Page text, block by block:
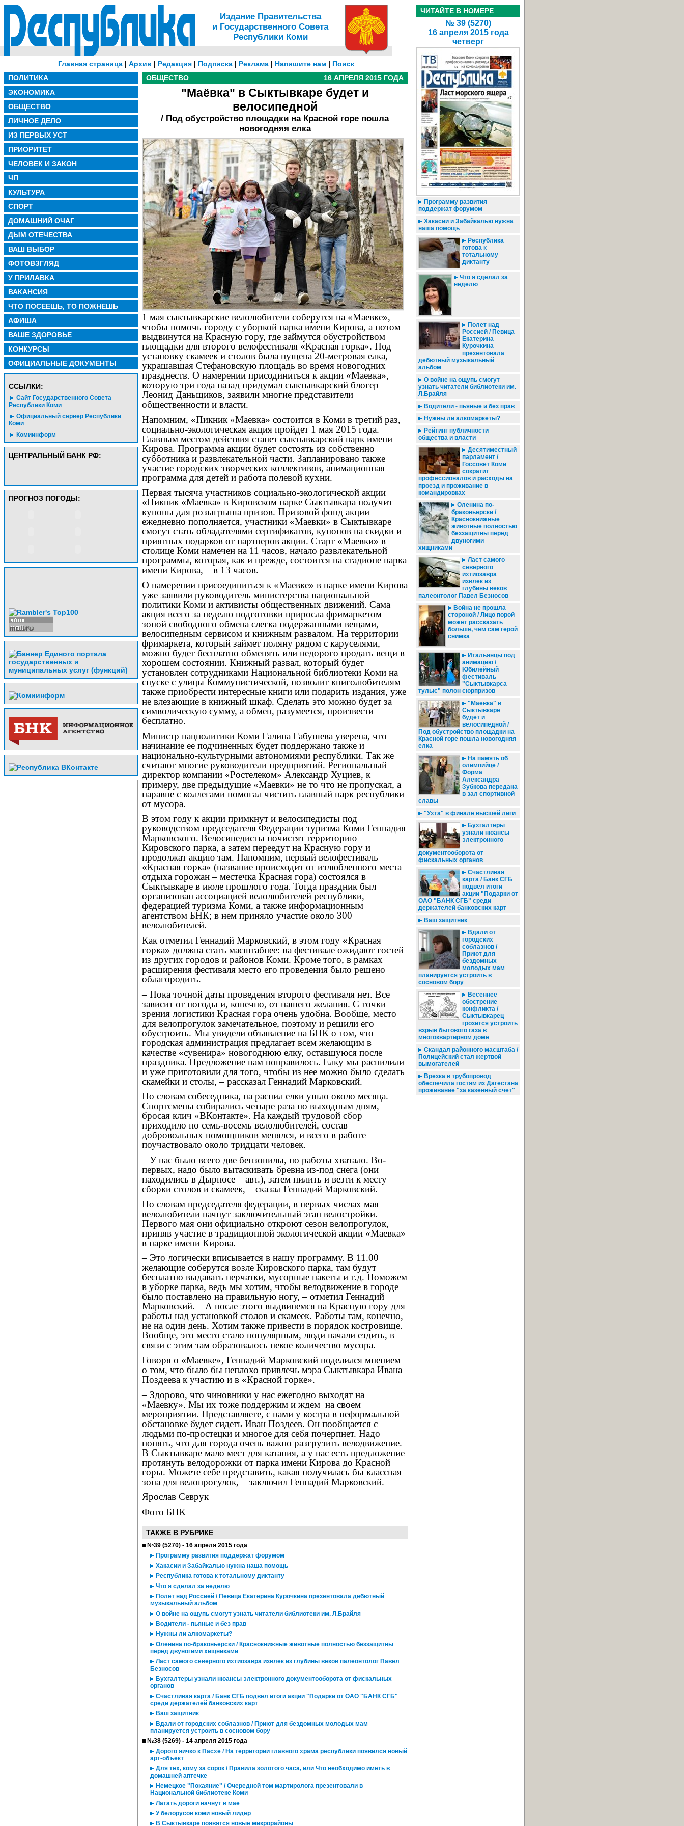
Издание Правительства
и Государственного Совета
Республики Коми
Главная страница| Архив | Редакция| Подписка| Реклама| Напишите нам| Поиск
ПОЛИТИКА
ЭКОНОМИКА
ОБЩЕСТВО
ЛИЧНОЕ ДЕЛО
ИЗ ПЕРВЫХ УСТ
ПРИОРИТЕТ
ЧЕЛОВЕК И ЗАКОН
ЧП
КУЛЬТУРА
СПОРТ
ДОМАШНИЙ ОЧАГ
ДЫМ ОТЕЧЕСТВА
ВАШ ВЫБОР
ФОТОВЗГЛЯД
У ПРИЛАВКА
ВАКАНСИЯ
ЧТО ПОСЕЕШЬ, ТО ПОЖНЕШЬ
АФИША
ВАШЕ ЗДОРОВЬЕ
КОНКУРСЫ
ОФИЦИАЛЬНЫЕ ДОКУМЕНТЫ
CСЫЛКИ:
Сайт Государственного Совета
Республики Коми
Официальный сервер Республики
Коми
Комиинформ
ЦЕНТРАЛЬНЫЙ БАНК РФ:
ПРОГНОЗ ПОГОДЫ:
ОБЩЕСТВО 16 АПРЕЛЯ 2015 ГОДА
"Маёвка" в Сыктывкаре будет и
велосипедной
/ Под обустройство площадки на Красной горе пошла
новогодняя елка
1 мая сыктывкарские велолюбители соберутся на «Маевке»,
чтобы помочь городу с уборкой парка имени Кирова, а потом
выдвинутся на Красную гору, где займутся обустройством
площадки для второго велофестиваля «Красная горка». Под
установку скамеек и столов была пущена 20-метровая елка,
украшавшая Стефановскую площадь во время новогодних
празднеств. О намерении присодиниться к акции «Маевка»,
которую три года назад придумал сыктывкарский блогер
Леонид Даньщиков, заявили многие представители
общественности и власти.
Напомним, «Пикник «Маевка» состоится в Коми в третий раз,
социально-экологическая акция пройдет 1 мая 2015 года.
Главным местом действия станет сыктывкарский парк имени
Кирова. Программа акции будет состоять из собственно
субботника и развлекательной части. Запланировано также
участие городских творческих коллективов, анимационная
программа для детей и работа полевой кухни.
Первая тысяча участников социально-экологической акции
«Пикник «Маевка» в Кировском парке Сыктывкара получит
купоны для розыгрыша призов. Призовой фонд акции
ежедневно пополняется, участники «Маевки» в Сыктывкаре
смогут стать обладателями сертификатов, купонов на скидки и
приятных подарков от партнеров акции. Старт «Маевки» в
столице Коми намечен на 11 часов, начало развлекательной
программы, которая, как и прежде, состоится на стадионе парка
имени Кирова, – в 13 часов.
О намерении присоединиться к «Маевке» в парке имени Кирова
уже заявили руководитель министерства национальной
политики Коми и активисты общественных движений. Сама
акция всего за неделю подготовки приросла фримаркетом –
зоной свободного обмена слегка подержанными вещами,
велосипедным сервисом и книжным развалом. На территории
фримаркета, который займет поляну рядом с каруселями,
можно будет бесплатно обменять или недорого продать вещи в
хорошем состоянии. Книжный развал, который будет
установлен сотрудниками Национальной библиотеки Коми на
спуске с улицы Коммунистической, позволит книголюбителям
также приобрести интересные книги или подарить издания, уже
не влезающие в книжный шкаф. Сделать это можно будет за
символическую сумму, а обмен, разумеется, произвести
бесплатно.
Министр нацполитики Коми Галина Габушева уверена, что
начинание ее подчиненных будет поддержано также и
национально-культурными автономиями республики. Так же
считают многие руководители предприятий. Региональный
директор компании «Ростелеком» Александр Хуциев, к
примеру, две предыдущие «Маевки» не то что не пропускал, а
наравне с коллегами помогал чистить главный парк республики
от мусора.
В этом году к акции примкнут и велосипедисты под
руководством председателя Федерации туризма Коми Геннадия
Марковского. Велосипедисты почистят территорию
Кировского парка, а затем переедут на Красную гору и
продолжат акцию там. Напомним, первый велофестиваль
«Красная горка» (название происходит от излюбленного места
отдыха горожан – местечка Красная гора) состоялся в
Сыктывкаре в июле прошлого года. Тогда праздник был
организован ассоциацией велолюбителей республики,
федерацией туризма Коми, а также информационным
агентством БНК; в нем приняло участие около 300
велолюбителей.
Как отметил Геннадий Марковский, в этом году «Красная
горка» должна стать масштабнее: на фестивале ожидают гостей
из других городов и районов Коми. Кроме того, в рамках
расширения фестиваля место его проведения было решено
облагородить.
– Пока точной даты проведения второго фестиваля нет. Все
зависит от погоды и, конечно, от нашего желания. С точки
зрения логистики Красная гора очень удобна. Вообще, место
для велопрогулок замечательное, поэтому и решили его
обустроить. Мы увидели объявление на БНК о том, что
городская администрация предлагает всем желающим в
качестве «сувенира» новогоднюю елку, оставшуюся после
праздника. Предложение нам понравилось. Елку мы распилили
и уже приготовили для того, чтобы из нее можно было сделать
скамейки и столы, – рассказал Геннадий Марковский.
По словам собеседника, на распил елки ушло около месяца.
Спортсмены собирались четыре раза по выходным дням,
бросая клич «ВКонтакте». На каждый трудовой сбор
приходило по семь-восемь велолюбителей, состав
добровольных помощников менялся, и всего в работе
поучаствовало около тридцати человек.
– У нас было всего две бензопилы, но работы хватало. Во-
первых, надо было вытаскивать бревна из-под снега (они
находились в Дырносе – авт.), затем пилить и везти к месту
сборки столов и скамеек, – сказал Геннадий Марковский.
По словам председателя федерации, в первых числах мая
велолюбители начнут заключительный этап велостройки.
Первого мая они официально откроют сезон велопрогулок,
приняв участие в традиционной экологической акции «Маевка»
в парке имени Кирова.
– Это логически вписывается в нашу программу. В 11.00
желающие соберутся возле Кировского парка, там будут
бесплатно выдавать перчатки, мусорные пакеты и т.д. Поможем
в уборке парка, ведь мы хотим, чтобы велодвижение в городе
было поставлено на правильную ногу, – отметил Геннадий
Марковский. – А после этого выдвинемся на Красную гору для
работы над установкой столов и скамеек. Работы там, конечно,
не на один день. Хотим также привести в порядок костровище.
Вообще, это место стало популярным, люди начали ездить, в
связи с этим там образовалось некое количество мусора.
Говоря о «Маевке», Геннадий Марковский поделился мнением
о том, что было бы неплохо привлечь мэра Сыктывкара Ивана
Поздеева к участию и в «Красной горке».
– Здорово, что чиновники у нас ежегодно выходят на
«Маевку». Мы их тоже поддержим и ждем на своем
мероприятии. Представляете, с нами у костра в неформальной
обстановке будет сидеть Иван Поздеев. Он пообщается с
людьми по-простецки и многое для себя почерпнет. Надо
понять, что для города очень важно разгрузить велодвижение.
В Сыктывкаре мало мест для катания, а у нас есть предложение
протянуть велодорожки от парка имени Кирова до Красной
горы. Можете себе представить, какая получилась бы классная
зона для велопрогулок, – заключил Геннадий Марковский.
Ярослав Севрук
Фото БНК
ТАКЖЕ В РУБРИКЕ
№39 (5270) - 16 апреля 2015 года
Программу развития поддержат форумом
Хакасии и Забайкалью нужна наша помощь
Республика готова к тотальному диктанту
Что я сделал за неделю
Полет над Россией / Певица Екатерина Курочкина презентовала дебютный
музыкальный альбом
О войне на ощупь смогут узнать читатели библиотеки им. Л.Брайля
Водители - пьяные и без прав
Нужны ли алкомаркеты?
Оленина по-браконьерски / Краснокнижные животные полностью беззащитны
перед двуногими хищниками
Ласт самого северного ихтиозавра извлек из глубины веков палеонтолог Павел
Безносов
Бухгалтеры узнали нюансы электронного документооборота от фискальных
органов
Счастливая карта / Банк СГБ подвел итоги акции "Подарки от ОАО "БАНК СГБ"
среди держателей банковских карт
Ваш защитник
Вдали от городских соблазнов / Приют для бездомных молодых мам
планируется устроить в сосновом бору
№38 (5269) - 14 апреля 2015 года
Дорого яичко к Пасхе / На территории главного храма республики появился новый
арт-объект
Для тех, кому за сорок / Правила золотого часа, или Что необходимо иметь в
домашней аптечке
Немецкое "Покаяние" / Очередной том мартиролога презентовали в
Национальной библиотеке Коми
Латать дороги начнут в мае
У белорусов коми новый лидер
В Сыктывкаре появятся новые микрорайоны
ЧИТАЙТЕ В НОМЕРЕ
№ 39 (5270)
16 апреля 2015 года
четверг
Программу развития
поддержат форумом
Хакасии и Забайкалью нужна
наша помощь
Республика
готова к
тотальному
диктанту
Что я сделал за
неделю
Полет над
Россией / Певица
Екатерина
Курочкина
презентовала
дебютный музыкальный
альбом
О войне на ощупь смогут
узнать читатели библиотеки им.
Л.Брайля
Водители - пьяные и без прав
Нужны ли алкомаркеты?
Рейтинг публичности
общества и власти
Десятиместный
парламент /
Госсовет Коми
сократит
профессионалов и расходы на
проезд и проживание в
командировках
Оленина по-
браконьерски /
Краснокнижные
животные полностью
беззащитны перед
двуногими
хищниками
Ласт самого
северного
ихтиозавра
извлек из
глубины веков
палеонтолог Павел Безносов
Война не прошла
стороной / Лицо порой
может рассказать
больше, чем сам герой
снимка
Итальянцы под
анимацию /
Юбилейный
фестиваль
"Сыктывкарса
тулыс" полон сюрпризов
"Маёвка" в
Сыктывкаре
будет и
велосипедной /
Под обустройство площадки на
Красной горе пошла новогодняя
елка
На память об
олимпийце /
Форма
Александра
Зубкова передана
в зал спортивной
славы
"Ухта" в финале высшей лиги
Бухгалтеры
узнали нюансы
электронного
документооборота от
фискальных органов
Счастливая
карта / Банк СГБ
подвел итоги
акции "Подарки от
ОАО "БАНК СГБ" среди
держателей банковских карт
Ваш защитник
Вдали от
городских
соблазнов /
Приют для
бездомных
молодых мам
планируется устроить в
сосновом бору
Весеннее
обострение
конфликта /
Сыктывкарец
грозится устроить
взрыв бытового газа в
многоквартирном доме
Скандал районного масштаба /
Полицейский стал жертвой
вымогателей
Врезка в трубопровод
обеспечила гостям из Дагестана
проживание "за казенный счет"